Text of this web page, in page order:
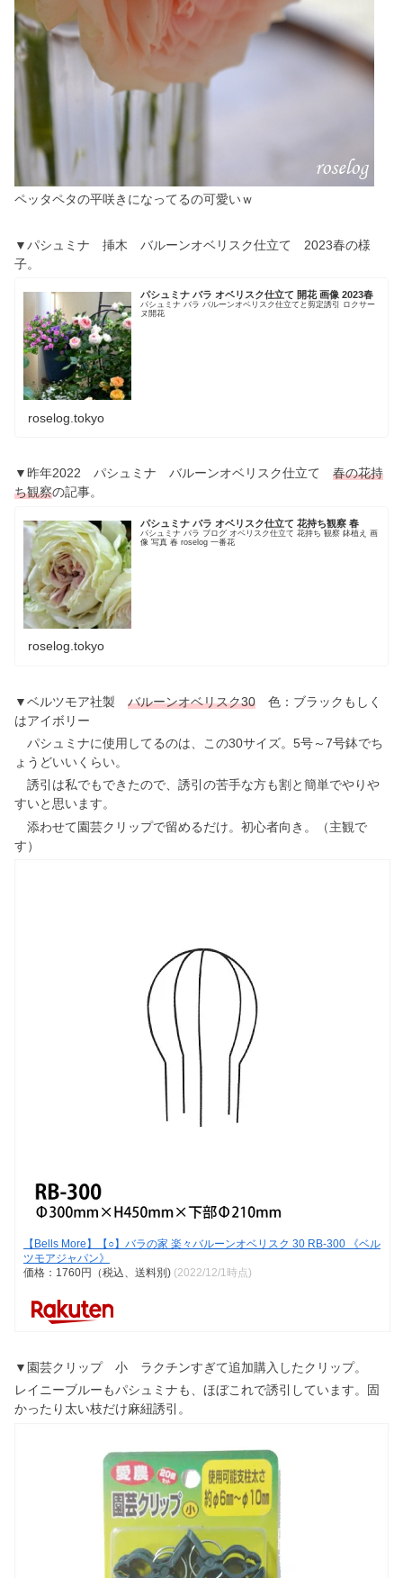
ペッタペタの平咲きになってるの可愛いｗ
▼パシュミナ 挿木 バルーンオベリスク仕立て 2023春の様
子。
パシュミナ バラ オベリスク仕立て 開花 画像 2023春
パシュミナ バラ バルーンオベリスク仕立てと剪定誘引 ロクサー
ヌ開花
roselog.tokyo
▼昨年2022 パシュミナ バルーンオベリスク仕立て 春の花持
ち観察の記事。
パシュミナ バラ オベリスク仕立て 花持ち観察 春
パシュミナ バラ ブログ オベリスク仕立て 花持ち 観察 鉢植え 画
像 写真 春 roselog 一番花
roselog.tokyo
▼ベルツモア社製 バルーンオベリスク30 色：ブラックもしく
はアイボリー
パシュミナに使用してるのは、この30サイズ。5号～7号鉢でち
ょうどいいくらい。
誘引は私でもできたので、誘引の苦手な方も割と簡単でやりや
すいと思います。
添わせて園芸クリップで留めるだけ。初心者向き。（主観で
す）
【Bells More】【○】バラの家 楽々バルーンオベリスク 30 RB-300 《ベル
ツモアジャパン》
価格：1760円（税込、送料別) (2022/12/1時点)
▼園芸クリップ 小 ラクチンすぎて追加購入したクリップ。
レイニーブルーもパシュミナも、ほぼこれで誘引しています。固
かったり太い枝だけ麻紐誘引。